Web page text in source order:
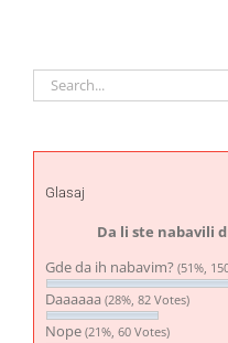
Search
for:
Glasaj
Da li ste nabavili
Gde da ih nabavim? (51%,
Daaaaaa (28%, 82 Votes)
Nope (21%, 60 Votes)